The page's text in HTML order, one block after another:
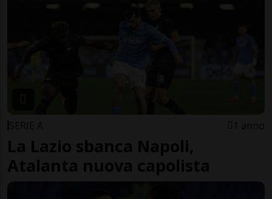
SERIE A 1 anno
La Lazio sbanca Napoli,
Atalanta nuova capolista